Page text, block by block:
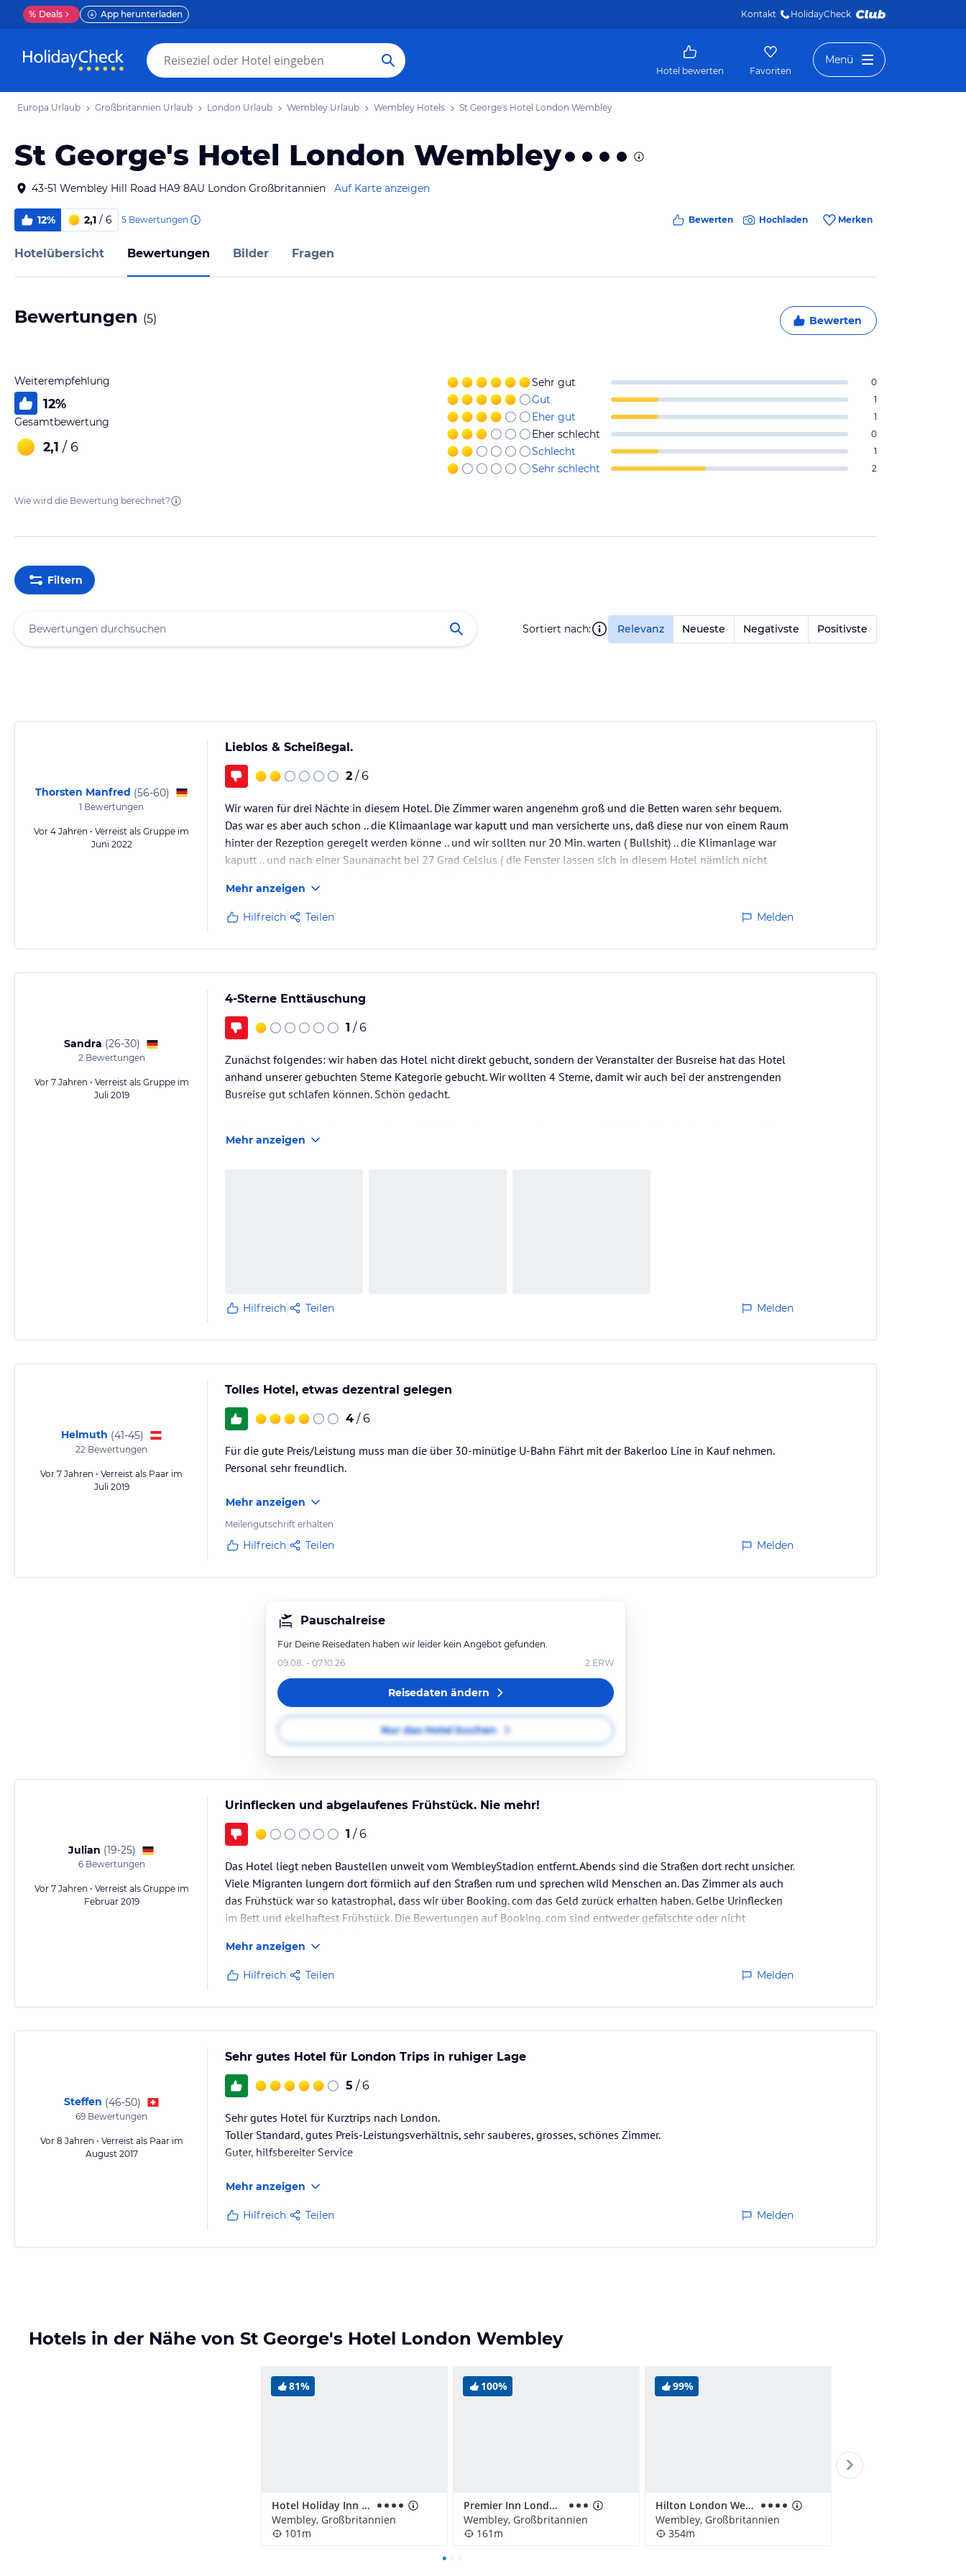
% Deals App herunterladen Kontakt HolidayCheck
Hotel bewerten Favoriten
Menü
Europa Urlaub Großbritannien Urlaub London Urlaub Wembley Urlaub Wembley Hotels St George's Hotel London Wembley
St George's Hotel London Wembley
43-51 Wembley Hill Road HA9 8AU London Großbritannien Auf Karte anzeigen
12% 2,1 / 6 5 Bewertungen Bewerten Hochladen Merken
Hotelübersicht Bewertungen Bilder Fragen
Bewertungen (5) Bewerten
Weiterempfehlung
12%
Gesamtbewertung
2,1 / 6
Sehr gut 0
Gut 1
Eher gut 1
Eher schlecht 0
Schlecht 1
Sehr schlecht 2
Wie wird die Bewertung berechnet?
Filtern
Sortiert nach: Relevanz Neueste Negativste Positivste
Thorsten Manfred (56-60)
1 Bewertungen
Vor 4 Jahren • Verreist als Gruppe im
Juni 2022
Lieblos & Scheißegal.
2 / 6
Wir waren für drei Nächte in diesem Hotel. Die Zimmer waren angenehm groß und die Betten waren sehr bequem.
Das war es aber auch schon .. die Klimaanlage war kaputt und man versicherte uns, daß diese nur von einem Raum
hinter der Rezeption geregelt werden könne .. und wir sollten nur 20 Min. warten ( Bullshit) .. die Klimanlage war
kaputt .. und nach einer Saunanacht bei 27 Grad Celsius ( die Fenster lassen sich in diesem Hotel nämlich nicht
Mehr anzeigen
Hilfreich Teilen Melden
Sandra (26-30)
2Bewertungen
Vor 7 Jahren • Verreist als Gruppe im
Juli 2019
4-Sterne Enttäuschung
1 / 6
Zunächst folgendes: wir haben das Hotel nicht direkt gebucht, sondern der Veranstalter der Busreise hat das Hotel
anhand unserer gebuchten Sterne Kategorie gebucht. Wir wollten 4 Sterne, damit wir auch bei der anstrengenden
Busreise gut schlafen können. Schön gedacht.
warten mussten (der unsere Koffer und Buchungen hatte- dafür kann das Hotel jedoch nichts, sondern der
Mehr anzeigen
Hilfreich Teilen Melden
Helmuth (41-45)
22 Bewertungen
Vor 7 Jahren • Verreist als Paar im
Juli 2019
Tolles Hotel, etwas dezentral gelegen
4 / 6
Für die gute Preis/Leistung muss man die über 30-minütige U-Bahn Fährt mit der Bakerloo Line in Kauf nehmen.
Personal sehr freundlich.
Mehr anzeigen
Meilengutschrift erhalten
Hilfreich Teilen Melden
Pauschalreise
Für Deine Reisedaten haben wir leider kein Angebot gefunden.
09.08. - 07.10.26
2 ERW
Reisedaten ändern
Nur das Hotel buchen
Julian (19-25)
6Bewertungen
Vor 7 Jahren • Verreist als Gruppe im
Februar 2019
Urinflecken und abgelaufenes Frühstück. Nie mehr!
1 / 6
Das Hotel liegt neben Baustellen unweit vom WembleyStadion entfernt. Abends sind die Straßen dort recht unsicher.
Viele Migranten lungern dort förmlich auf den Straßen rum und sprechen wild Menschen an. Das Zimmer als auch
das Frühstück war so katastrophal, dass wir über Booking. com das Geld zurück erhalten haben. Gelbe Urinflecken
im Bett und ekelhaftest Frühstück. Die Bewertungen auf Booking. com sind entweder gefälschte oder nicht
Mehr anzeigen
Hilfreich Teilen Melden
Steffen (46-50)
69 Bewertungen
Vor 8 Jahren • Verreist als Paar im
August 2017
Sehr gutes Hotel für London Trips in ruhiger Lage
5 / 6
Sehr gutes Hotel für Kurztrips nach London.
Toller Standard, gutes Preis-Leistungsverhältnis, sehr sauberes, grosses, schönes Zimmer.
Guter, hilfsbereiter Service
Mehr anzeigen
Hilfreich Teilen Melden
Hotels in der Nähe von St George's Hotel London Wembley
81%
Hotel Holiday Inn London Wembley
Wembley, Großbritannien
101m
100%
Premier Inn London Wembley Stadium hotel
Wembley, Großbritannien
161m
99%
Hilton London Wembley
Wembley, Großbritannien
354m